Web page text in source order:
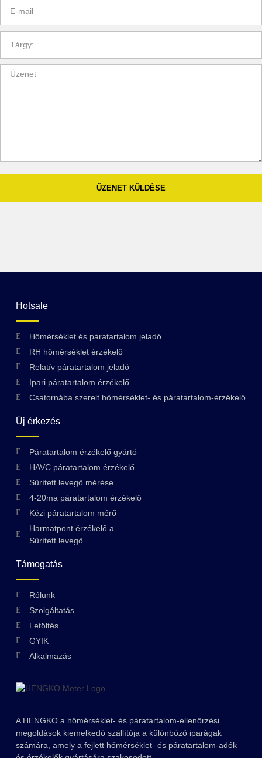
ÜZENET KÜLDÉSE
Hotsale
Hőmérséklet és páratartalom jeladó
RH hőmérséklet érzékelő
Relatív páratartalom jeladó
Ipari páratartalom érzékelő
Csatornába szerelt hőmérséklet- és páratartalom-érzékelő
Új érkezés
Páratartalom érzékelő gyártó
HAVC páratartalom érzékelő
Sűrített levegő mérése
4-20ma páratartalom érzékelő
Kézi páratartalom mérő
Harmatpont érzékelő a
Sűrített levegő
Támogatás
Rólunk
Szolgáltatás
Letöltés
GYIK
Alkalmazás
A HENGKO a hőmérséklet- és páratartalom-ellenőrzési
megoldások kiemelkedő szállítója a különböző iparágak
számára, amely a fejlett hőmérséklet- és páratartalom-adók
Romanian
Lithuanian